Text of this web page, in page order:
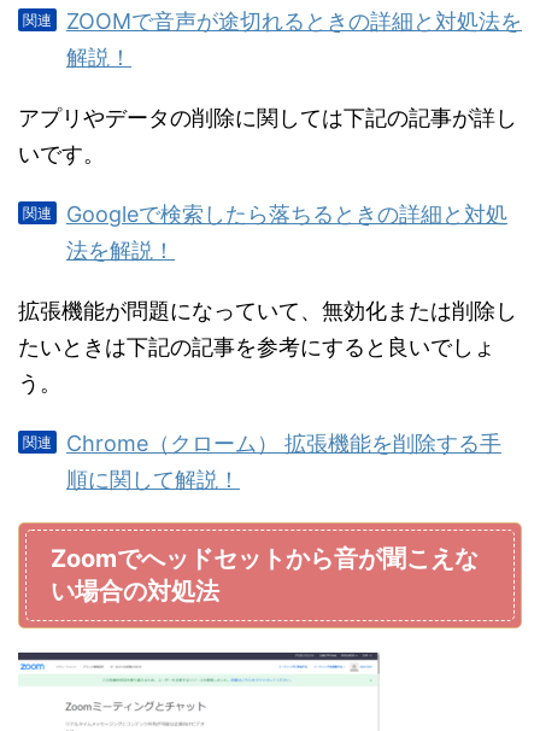
ZOOMで音声が途切れるときの詳細と対処法を
解説！
アプリやデータの削除に関しては下記の記事が詳し
いです。
Googleで検索したら落ちるときの詳細と対処
法を解説！
拡張機能が問題になっていて、無効化または削除し
たいときは下記の記事を参考にすると良いでしょ
う。
Chrome（クローム） 拡張機能を削除する手
順に関して解説！
Zoomでへッドセットから音が聞こえな
い場合の対処法